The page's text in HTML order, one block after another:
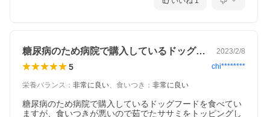
糖尿病のため病院で購入しているドッグフ… 2023/2/8
5 chi********
栄養バランス ： 非常に良い、 食いつき ： 非常に良い
糖尿病のため病院で購入しているドッグフードを食べてい
ますが、食いつきが悪いので茹でたササミをトッピングし